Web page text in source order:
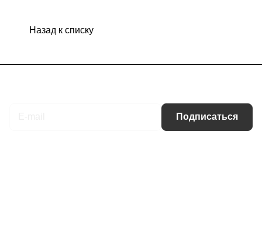
Назад к списку
Подписаться